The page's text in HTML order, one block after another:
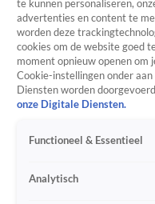
te kunnen personaliseren,
advertenties en content te
worden deze
cookies om de website goed
moment opnieuw openen om
Cookie-instellingen onder
Diensten worden
onze Digitale Diensten.
Functioneel & Essentieel
Analytisch